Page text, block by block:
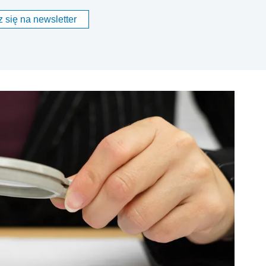
się na newsletter